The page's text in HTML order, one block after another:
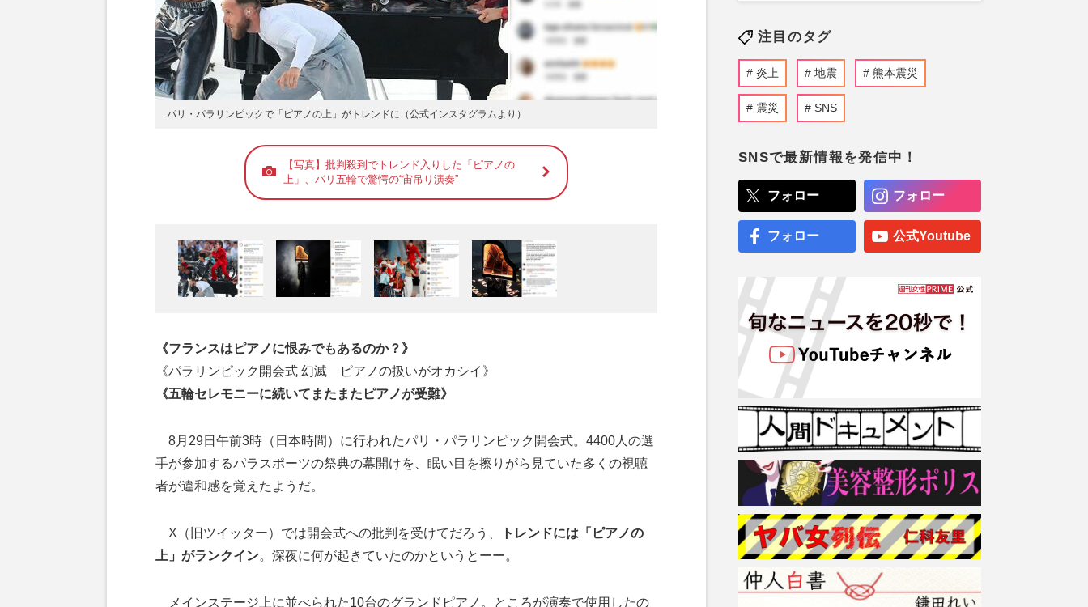
パリ・パラリンピックで「ピアノの上」がトレンドに（公式インスタグラムより）
【写真】批判殺到でトレンド入りした「ピアノの
上」、パリ五輪で驚愕の“宙吊り演奏”
《フランスはピアノに恨みでもあるのか？》
《パラリンピック開会式 幻滅 ピアノの扱いがオカシイ》
《五輪セレモニーに続いてまたまたピアノが受難》
8月29日午前3時（日本時間）に行われたパリ・パラリンピック開会式。4400人の選
手が参加するパラスポーツの祭典の幕開けを、眠い目を擦りがら見ていた多くの視聴
者が違和感を覚えたようだ。
X（旧ツイッター）では開会式への批判を受けてだろう、
トレンドには「ピアノの
上」がランクイン。深夜に何が起きていたのかというとーー。
メインステージ上に並べられた10台のグランドピアノ。ところが演奏で使用したの
注目のタグ
炎上 地震 熊本震災
震災 SNS
SNSで最新情報を発信中！
フォロー フォロー
フォロー 公式Youtube